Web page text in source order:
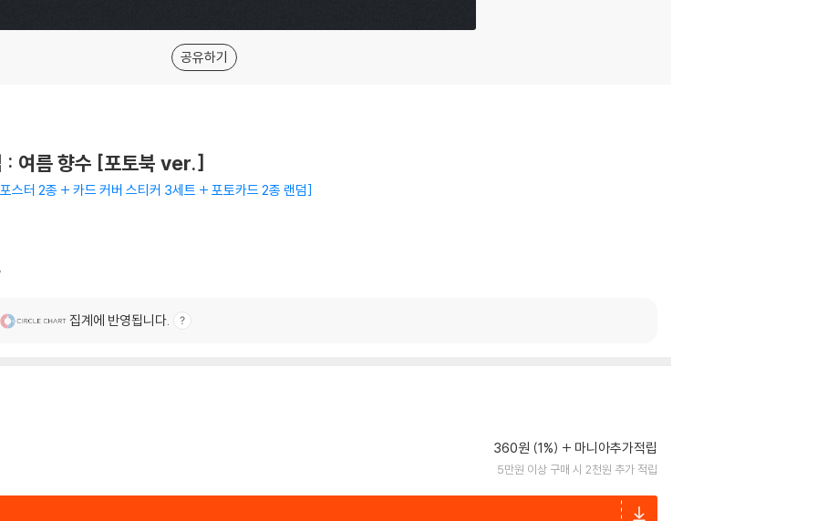
공유하기
: 여름 향수 [포토북 ver.]
터 2종 + 카드 커버 스티커 3세트 + 포토카드 2종 랜덤
집계에 반영됩니다.
360원 (1%) 마니아추가적립
5만원 이상 구매 시 2천원 추가 적립